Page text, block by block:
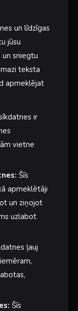
un līdzīgas
jūsu
sniegtu
teksta
apmeklējat
ir
vietne
Šīs
apmeklētāji
un ziņojot
uzlabot
ļauj
Šīs